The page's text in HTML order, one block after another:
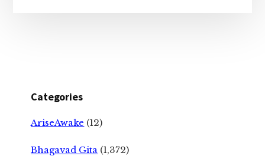
Categories
AriseAwake (12)
Bhagavad Gita (1,372)